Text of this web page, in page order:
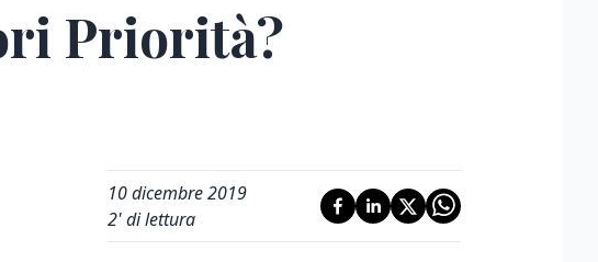
Priorità?
10 dicembre 2019
2' di lettura